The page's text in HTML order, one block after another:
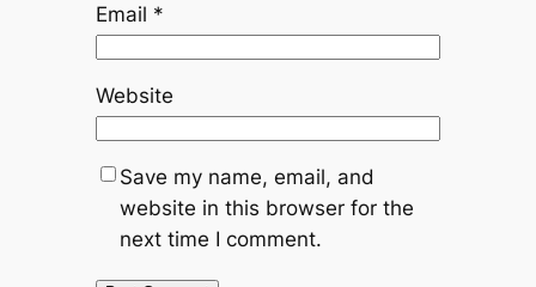
Email *
Website
Save my name, email, and
website in this browser for the
next time I comment.